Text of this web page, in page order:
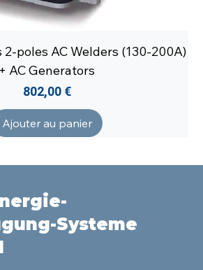
2-poles AC Welders (130-200A)
+ AC Generators
Prix
802,00 €
Ajouter au panier
Systeme